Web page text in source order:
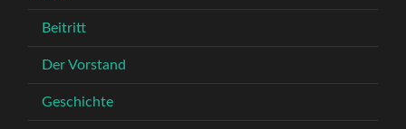
Beitritt
Der Vorstand
Geschichte